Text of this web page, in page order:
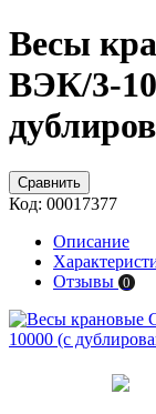
Весы
ВЭК/3-
Сравнить
Код: 00017377
Описание
Отзывы 0